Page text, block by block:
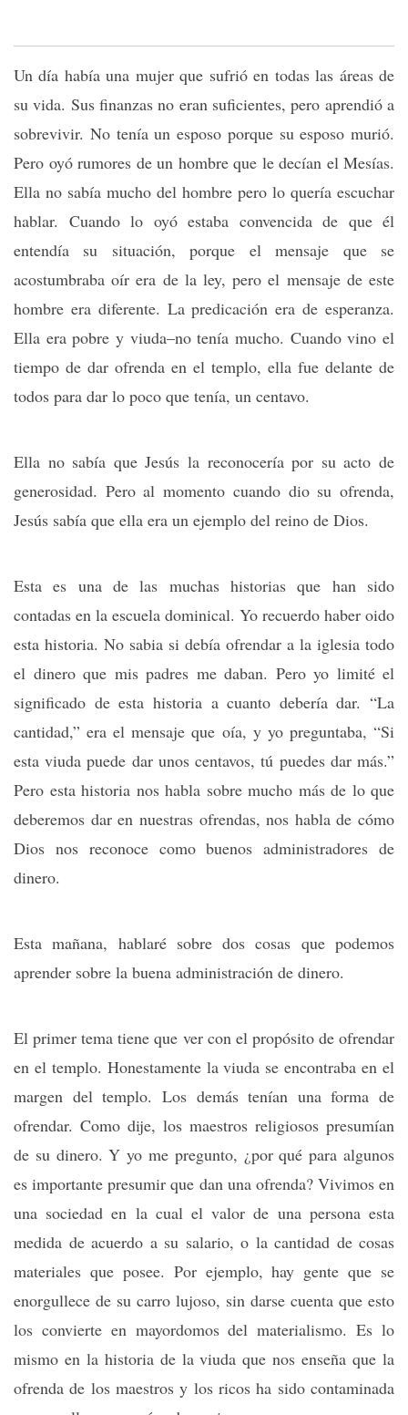
Un día había una mujer que sufrió en todas las áreas de
su vida. Sus finanzas no eran suficientes, pero aprendió a
sobrevivir. No tenía un esposo porque su esposo murió.
Pero oyó rumores de un hombre que le decían el Mesías.
Ella no sabía mucho del hombre pero lo quería escuchar
hablar. Cuando lo oyó estaba convencida de que él
entendía su situación, porque el mensaje que se
acostumbraba oír era de la ley, pero el mensaje de este
hombre era diferente. La predicación era de esperanza.
Ella era pobre y viuda–no tenía mucho. Cuando vino el
tiempo de dar ofrenda en el templo, ella fue delante de
todos para dar lo poco que tenía, un centavo.
Ella no sabía que Jesús la reconocería por su acto de
generosidad. Pero al momento cuando dio su ofrenda,
Jesús sabía que ella era un ejemplo del reino de Dios.
Esta es una de las muchas historias que han sido
contadas en la escuela dominical. Yo recuerdo haber oido
esta historia. No sabia si debía ofrendar a la iglesia todo
el dinero que mis padres me daban. Pero yo limité el
significado de esta historia a cuanto debería dar. “La
cantidad,” era el mensaje que oía, y yo preguntaba, “Si
esta viuda puede dar unos centavos, tú puedes dar más.”
Pero esta historia nos habla sobre mucho más de lo que
deberemos dar en nuestras ofrendas, nos habla de cómo
Dios nos reconoce como buenos administradores de
dinero.
Esta mañana, hablaré sobre dos cosas que podemos
aprender sobre la buena administración de dinero.
El primer tema tiene que ver con el propósito de ofrendar
en el templo. Honestamente la viuda se encontraba en el
margen del templo. Los demás tenían una forma de
ofrendar. Como dije, los maestros religiosos presumían
de su dinero. Y yo me pregunto, ¿por qué para algunos
es importante presumir que dan una ofrenda? Vivimos en
una sociedad en la cual el valor de una persona esta
medida de acuerdo a su salario, o la cantidad de cosas
materiales que posee. Por ejemplo, hay gente que se
enorgullece de su carro lujoso, sin darse cuenta que esto
los convierte en mayordomos del materialismo. Es lo
mismo en la historia de la viuda que nos enseña que la
ofrenda de los maestros y los ricos ha sido contaminada